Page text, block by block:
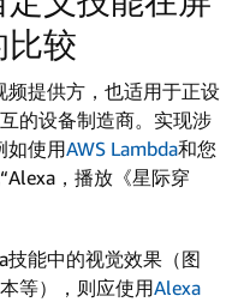
比较
频提供方，也适用于正设
的设备制造商。实现涉
如使用AWS Lambda和您
，播放《星际穿
技能中的视觉效果（图
等），则应使用Alexa